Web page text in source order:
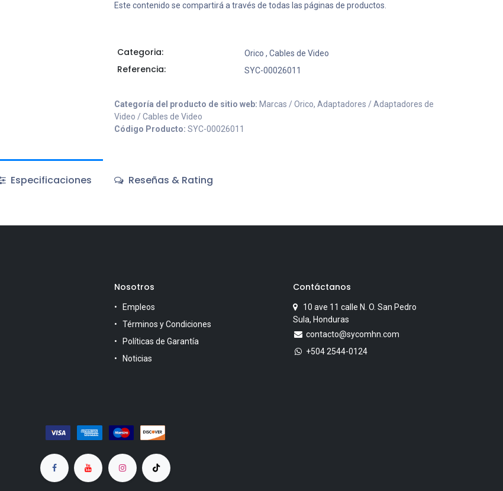
Este contenido se compartirá a través de todas las páginas de productos.
Categoria: Orico , Cables de Video
Referencia: SYC-00026011
Categoría del producto de sitio web: Marcas / Orico, Adaptadores / Adaptadores de
Video / Cables de Video
Código Producto: SYC-00026011
Especificaciones Reseñas & Rating
Nosotros
Empleos
Términos y Condiciones
Políticas de Garantía
Noticias
Contáctanos
10 ave 11 calle N. O. San Pedro
Sula, Honduras
contacto@sycomhn.com
+504 2544-0124